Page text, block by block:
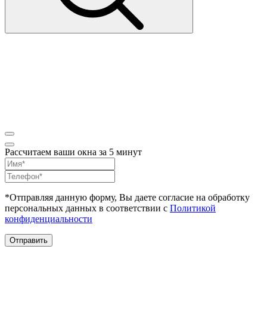
Рассчитаем ваши окна за 5 минут
*Отправляя данную форму, Вы даете согласие на обработку
персональных данных в соответствии с Политикой
конфиденциальности